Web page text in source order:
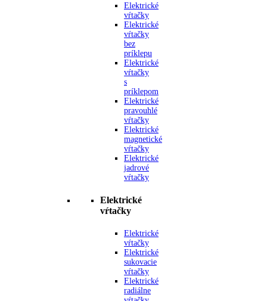
Elektrické
vŕtačky
Elektrické
vŕtačky
bez
príklepu
Elektrické
vŕtačky
s
príklepom
Elektrické
pravouhlé
vŕtačky
Elektrické
magnetické
vŕtačky
Elektrické
jadrové
vŕtačky
Elektrické
vŕtačky
Elektrické
vŕtačky
Elektrické
sukovacie
vŕtačky
Elektrické
radiálne